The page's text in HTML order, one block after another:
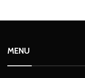
MENU